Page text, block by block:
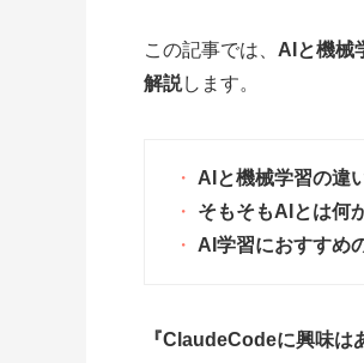
この記事では、 AIと機械
解説します。
AIと機械学習の違
そもそもAIとは何
AI学習におすすめ
『ClaudeCodeに興味は